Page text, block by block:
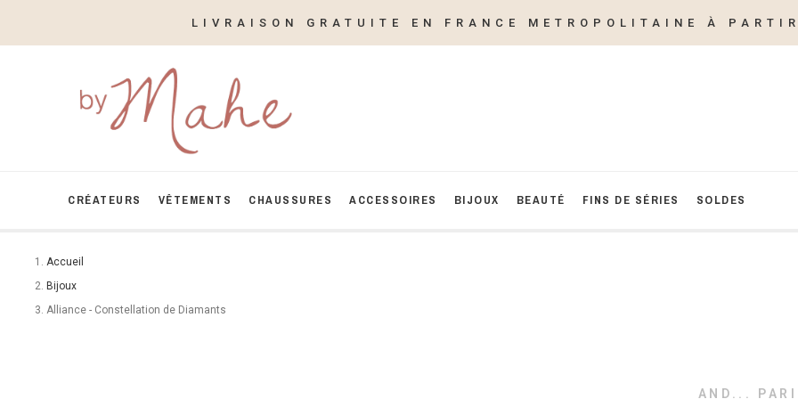
LIVRAISON GRATUITE EN FRANCE METROPOLITAINE À
CRÉATEURS VÊTEMENTS CHAUSSURES ACCESSOIRES BIJOUX BEAUTÉ FINS DE SÉRIES SOLDES
Accueil
Bijoux
Alliance - Constellation de Diamants
AND...